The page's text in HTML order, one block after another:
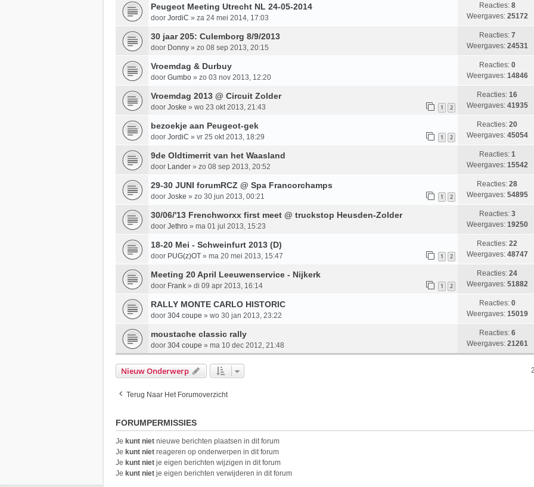
Peugeot Meeting Utrecht NL 24-05-2014
door JordiC » za 24 mei 2014, 17:03
Reacties: 8
Weergaves: 25172
30 jaar 205: Culemborg 8/9/2013
door Donny » zo 08 sep 2013, 20:15
Reacties: 7
Weergaves: 24531
Vroemdag & Durbuy
door Gumbo » zo 03 nov 2013, 12:20
Reacties: 0
Weergaves: 14846
Vroemdag 2013 @ Circuit Zolder
door Joske » wo 23 okt 2013, 21:43 1 2
Reacties: 16
Weergaves: 41935
bezoekje aan Peugeot-gek
door JordiC » vr 25 okt 2013, 18:29 1 2
Reacties: 20
Weergaves: 45054
9de Oldtimerrit van het Waasland
door Lander » zo 08 sep 2013, 20:52
Reacties: 1
Weergaves: 15542
29-30 JUNI forumRCZ @ Spa Francorchamps
door Joske » zo 30 jun 2013, 00:21 1 2
Reacties: 28
Weergaves: 54895
30/06/'13 Frenchworxx first meet @ truckstop Heusden-Zolder
door Jethro » ma 01 jul 2013, 15:23
Reacties: 3
Weergaves: 19250
18-20 Mei - Schweinfurt 2013 (D)
door PUG(z)OT » ma 20 mei 2013, 15:47 1 2
Reacties: 22
Weergaves: 48747
Meeting 20 April Leeuwenservice - Nijkerk
door Frank » di 09 apr 2013, 16:14 1 2
Reacties: 24
Weergaves: 51882
RALLY MONTE CARLO HISTORIC
door 304 coupe » wo 30 jan 2013, 23:22
Reacties: 0
Weergaves: 15019
moustache classic rally
door 304 coupe » ma 10 dec 2012, 21:48
Reacties: 6
Weergaves: 21261
Nieuw Onderwerp
Terug Naar Het Forumoverzicht
FORUMPERMISSIES
Je kunt niet nieuwe berichten plaatsen in dit forum
Je kunt niet reageren op onderwerpen in dit forum
Je kunt niet je eigen berichten wijzigen in dit forum
Je kunt niet je eigen berichten verwijderen in dit forum